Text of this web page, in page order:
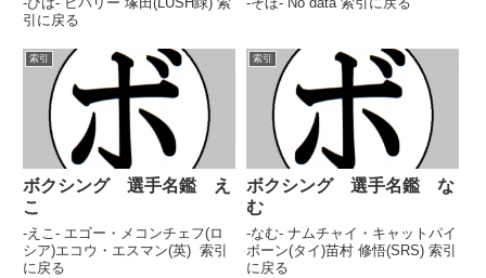
引に戻る
索引
ボクシング 選手名鑑 え
こ
-えこ- エゴー・メコンチェフ(ロ
シア)エコウ・エスマン(英) 索引
に戻る
索引
ボクシング 選手名鑑 な
む
-なむ- ナムチャイ・キャットパイ
ボーン(タイ)苗村 修悟(SRS) 索引
に戻る